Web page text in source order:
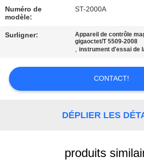
NOUS
DEMANDEZ
CITATION
Numéro de
modèle:
ST-2000A
Surligner:
Appareil de contrôle
gigaoctet/T 5509-2008
,instrument d'essai de
CONTACT!
DÉPLIER LES
produits